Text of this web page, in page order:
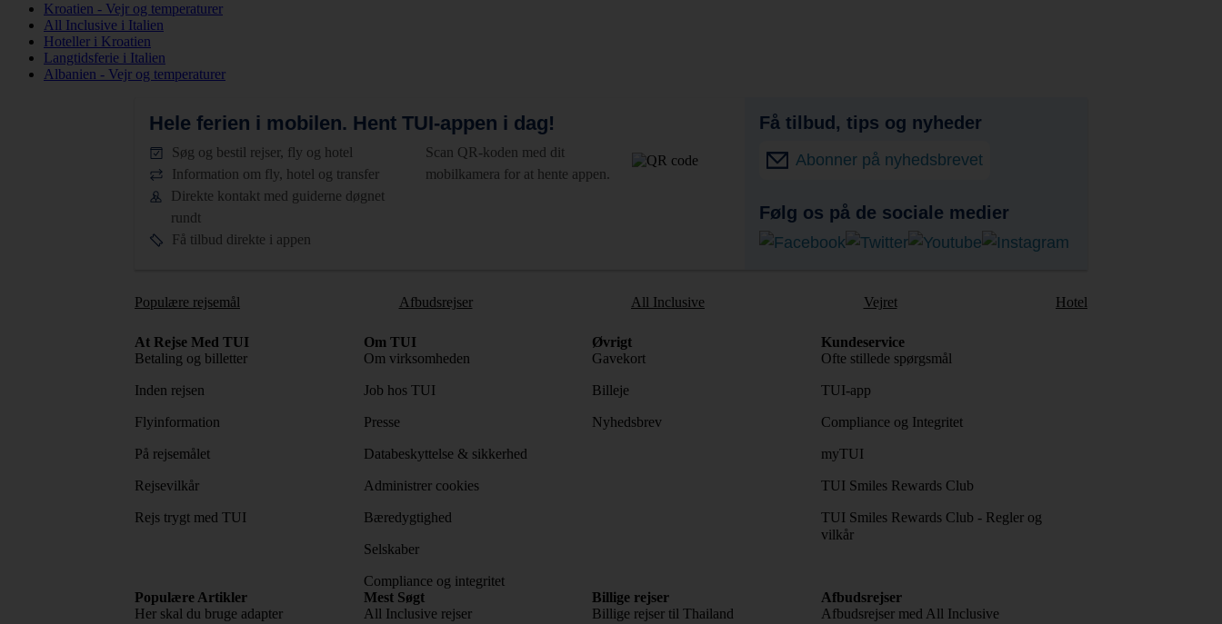
Kroatien - Vejr og temperaturer
All Inclusive i Italien
Hoteller i Kroatien
Langtidsferie i Italien
Albanien - Vejr og temperaturer
Hele ferien i mobilen. Hent TUI-appen i dag!
Søg og bestil rejser, fly og hotel
Information om fly, hotel og transfer
Direkte kontakt med guiderne døgnet
rundt
Få tilbud direkte i appen
Scan QR-koden med dit
mobilkamera for at hente appen.
Få tilbud, tips og nyheder
Abonner på nyhedsbrevet
Følg os på de sociale medier
Populære rejsemål Afbudsrejser All Inclusive Vejret Hotel
At Rejse Med TUI
Betaling og billetter
Inden rejsen
Flyinformation
På rejsemålet
Rejsevilkår
Rejs trygt med TUI
Om TUI
Om virksomheden
Job hos TUI
Presse
Databeskyttelse & sikkerhed
Administrer cookies
Bæredygtighed
Selskaber
Compliance og integritet
Øvrigt
Gavekort
Billeje
Nyhedsbrev
Kundeservice
Ofte stillede spørgsmål
TUI-app
Compliance og Integritet
myTUI
TUI Smiles Rewards Club
TUI Smiles Rewards Club - Regler og
vilkår
Populære Artikler
Her skal du bruge adapter
Mest Søgt
All Inclusive rejser
Billige rejser
Billige rejser til Thailand
Afbudsrejser
Afbudsrejser med All Inclusive